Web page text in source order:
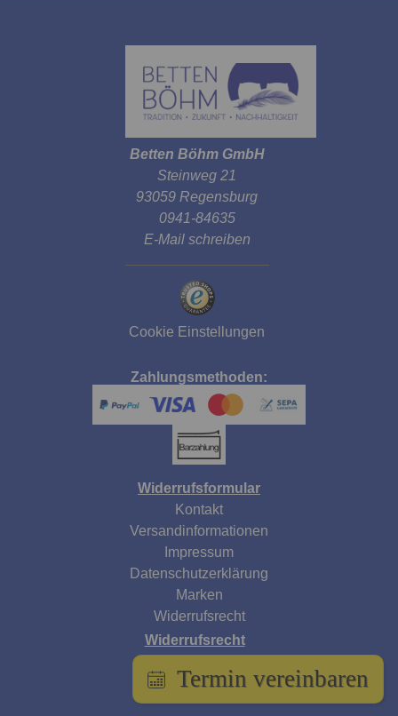
Betten Böhm GmbH
Steinweg 21
93059 Regensburg
0941-84635
E-Mail schreiben
Cookie Einstellungen
Zahlungsmethoden:
Widerrufsformular
Kontakt
Versandinformationen
Impressum
Datenschutzerklärung
Marken
Widerrufsrecht
Widerrufsrecht
Termin vereinbaren